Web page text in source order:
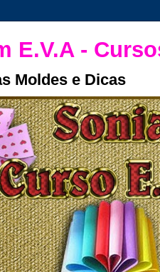
E.V.A -
Moldes e Dicas